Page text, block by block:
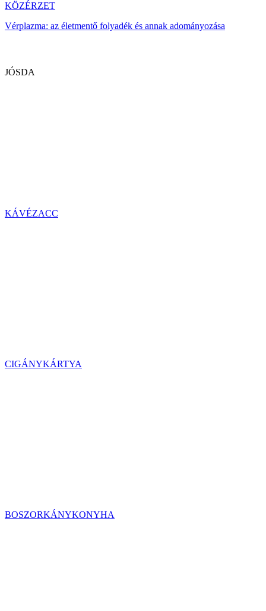
KÖZÉRZET
Vérplazma: az életmentő folyadék és annak adományozása
JÓSDA
KÁVÉZACC
CIGÁNYKÁRTYA
BOSZORKÁNYKONYHA